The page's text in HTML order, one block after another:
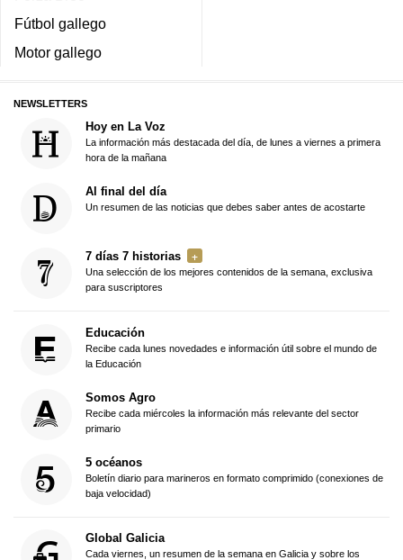
Fútbol gallego
Motor gallego
NEWSLETTERS
Hoy en La Voz
La información más destacada del día, de lunes a viernes a primera
hora de la mañana
Al final del día
Un resumen de las noticias que debes saber antes de acostarte
7 días 7 historias
Una selección de los mejores contenidos de la semana, exclusiva
para suscriptores
Educación
Recibe cada lunes novedades e información útil sobre el mundo de
la Educación
Somos Agro
Recibe cada miércoles la información más relevante del sector
primario
5 océanos
Boletín diario para marineros en formato comprimido (conexiones de
baja velocidad)
Global Galicia
Cada viernes, un resumen de la semana en Galicia y sobre los